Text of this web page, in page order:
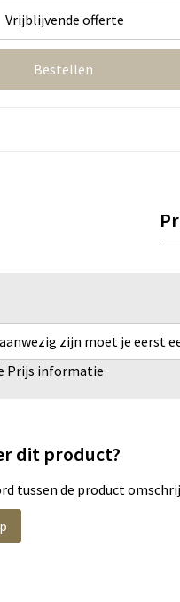
Vrijblijvende offerte
Bestellen
zijn moet je eerst
Prijs informatie
dit product?
tussen de product